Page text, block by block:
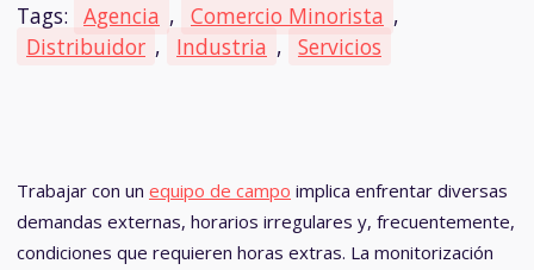
Tags: Agencia , Comercio Minorista ,
Distribuidor , Industria , Servicios
Trabajar con un equipo de campo implica enfrentar diversas
demandas externas, horarios irregulares y, frecuentemente,
condiciones que requieren horas extras. La monitorización